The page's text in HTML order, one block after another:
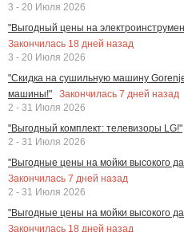
3 - 20 Июля 2026
"Выгодный цены на
Закончилась 18 дней назад
3 - 20 Июля 2026
"Скидка на сушильную машину
машины!"
Закончилась 7 дней назад
2 - 31 Июля 2026
"Выгодный комплект: телевизоры LG!"
2 - 31 Июля 2026
"Выгодные цены на мойки высокого
Закончилась 7 дней назад
2 - 31 Июля 2026
"Выгодные цены на мойки высокого
Закончилась 18 дней назад